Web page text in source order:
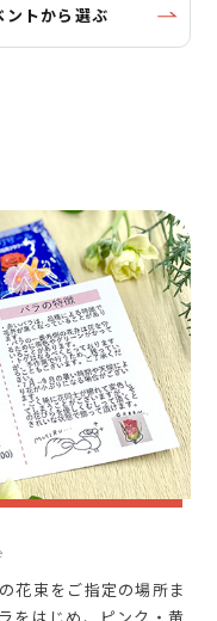
ントから選ぶ
花束をご指定の場所ま